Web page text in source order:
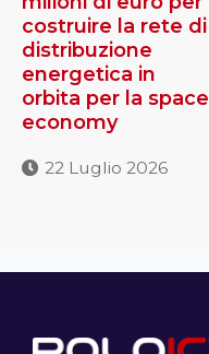
costruire la rete di
distribuzione
energetica in
orbita per la space
economy
22 Luglio 2026